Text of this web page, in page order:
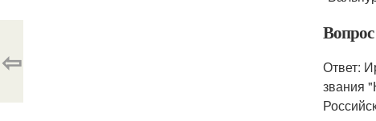
Ответ:
звания
⇦